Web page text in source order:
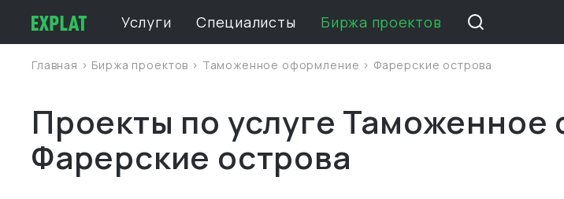
Услуги Специалисты Биржа проектов
Главная > Биржа проектов > Таможенное оформление > Фарерские острова
Проекты по услуге
Фарерские острова